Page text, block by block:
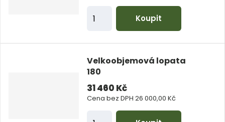
ě
n
i
t
p
Koupit
Velkoobjemová lopata
180
31 460 Kč
Cena bez DPH 26 000,00 Kč